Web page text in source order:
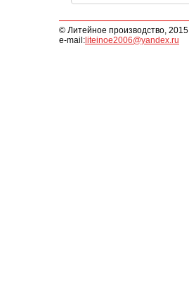
© Литейное производство, 2015
e-mail: liteinoe2006@yandex.ru